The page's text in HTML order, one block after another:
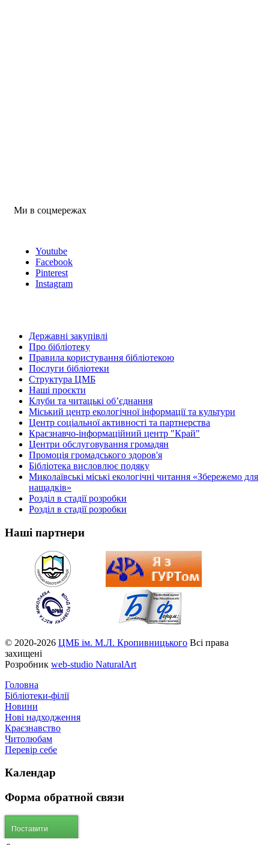
Ми в соцмережах
Youtube
Facebook
Pinterest
Instagram
Державні закупівлі
Про бібліотеку
Правила користування бібліотекою
Послуги бібліотеки
Структура ЦМБ
Наші проєкти
Клуби та читацькі об’єднання
Міський центр екологічної інформації та культури
Центр соціальної активності та партнерства
Краєзнавчо-інформаційний центр "Край"
Центри обслуговування громадян
Промоція громадського здоров'я
Бібліотека висловлює подяку
Миколаївські міські екологічні читання «Збережемо для
нащадків»
Розділ в стадії розробки
Розділ в стадії розробки
Наші партнери
© 2020-2026 ЦМБ ім. М.Л. Кропивницького Всі права
захищені
Розробник web-studio NaturalArt
Головна
Бібліотеки-філії
Новини
Нові надходження
Краєзнавство
Читолюбам
Перевір себе
Календар
Форма обратной связи
Поставити